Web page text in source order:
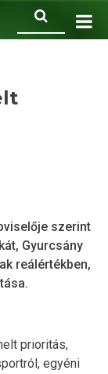
szerint
Gyurcsány
reálértékben,
prioritás,
egyéni